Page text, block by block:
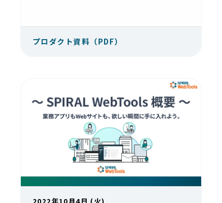
プロダクト資料（PDF）